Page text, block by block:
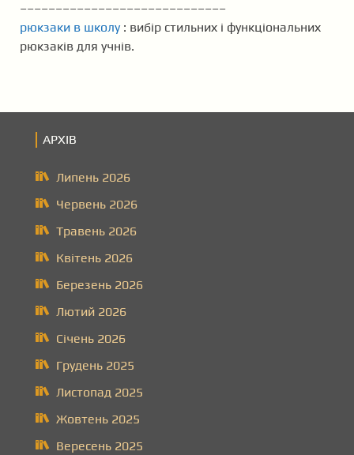
–––––––––––––––––––––––––––––
рюкзаки в школу : вибір стильних і функціональних
рюкзаків для учнів.
АРХІВ
Липень 2026
Червень 2026
Травень 2026
Квітень 2026
Березень 2026
Лютий 2026
Січень 2026
Грудень 2025
Листопад 2025
Жовтень 2025
Вересень 2025